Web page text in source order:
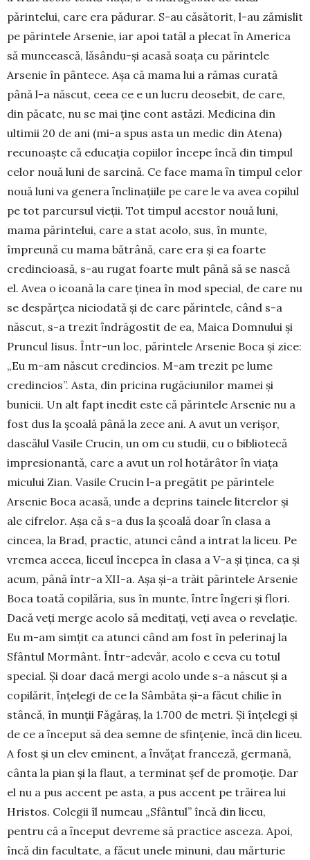
părinte­lui, care era pădu­rar. S-au căsă­torit, l-au zămis­lit
pe pă­rintele Arse­nie, iar apoi tatăl a plecat ȋn America
să mun­cească, lă­sându-și acasă soa­ța cu pă­rintele
Arsenie în pântece. Așa că ma­ma lui a rămas curată
până l-a născut, ceea ce e un lucru deosebit, de care,
din păcate, nu se mai ţine cont astăzi. Me­dicina din
ultimii 20 de ani (mi-a spus asta un medic din Atena)
recunoaște că educaţia copiilor începe încă din timpul
celor nouă luni de sarcină. Ce face mama ȋn timpul celor
nouă luni va genera ȋnclina­ţiile pe care le va avea copilul
pe tot parcursul vieţii. Tot timpul acestor nouă luni,
mama părintelui, care a stat acolo, sus, în munte,
împreună cu mama bă­trână, care era și ea foarte
credincioasă, s-au rugat foarte mult până să se nască
el. Avea o icoană la care ținea în mod special, de care nu
se despărțea niciodată și de care părintele, când s-a
născut, s-a trezit ȋndrăgostit de ea, Maica Domnului şi
Pruncul Iisus. Într-un loc, părintele Arsenie Boca și zice:
„Eu m-am născut credincios. M-am trezit pe lume
credincios”. Asta, din pricina rugăciunilor mamei și
bunicii. Un alt fapt inedit este că părintele Arsenie nu a
fost dus la şcoală până la zece ani. A avut un verişor,
dascălul Vasile Crucin, un om cu studii, cu o bibliotecă
impresionantă, care a avut un rol hotă­râtor ȋn viaţa
micului Zian. Vasile Crucin l-a pregă­tit pe părintele
Arsenie Boca acasă, unde a de­prins tainele literelor şi
ale cifrelor. Așa că s-a dus la școală doar ȋn clasa a
cincea, la Brad, practic, atunci când a intrat la liceu. Pe
vremea aceea, liceul începea în clasa a V-a și ținea, ca și
acum, până într-a XII-a. Așa și-a trăit părintele Arsenie
Boca toată copilăria, sus în munte, ȋntre ȋngeri şi flori.
Dacă veți merge acolo să meditați, veți avea o reve­laţie.
Eu m-am sim­țit ca atunci când am fost în pele­rinaj la
Sfântul Mormânt. Într-adevăr, acolo e ceva cu totul
special. Și doar dacă mergi acolo unde s-a născut și a
copi­lărit, ȋnţelegi de ce la Sâmbăta şi-a făcut chilie în
stâncă, în munții Făgăraș, la 1.700 de metri. Și înțe­legi și
de ce a ȋnceput să dea semne de sfinţenie, încă din liceu.
A fost și un elev eminent, a ȋnvăţat franceză, germană,
cânta la pian și la flaut, a ter­minat şef de promoţie. Dar
el nu a pus accent pe asta, a pus accent pe trăirea lui
Hristos. Colegii îl numeau „Sfântul” încă din liceu,
pentru că a ȋnceput devreme să practice asceza. Apoi,
încă din facultate, a făcut unele minuni, dau mărturie